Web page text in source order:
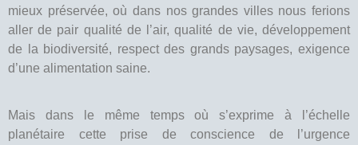
mieux préservée, où dans nos grandes villes nous ferions
aller de pair qualité de l’air, qualité de vie, développement
de la biodiversité, respect des grands paysages, exigence
d’une alimentation saine.
Mais dans le même temps où s’exprime à l’échelle
planétaire cette prise de conscience de l’urgence